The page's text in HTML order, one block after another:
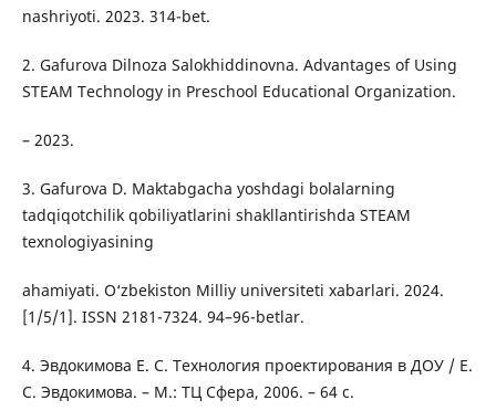
nashriyoti. 2023. 314-bet.
2. Gafurova Dilnoza Salokhiddinovna. Advantages of Using
STEAM Technology in Preschool Educational Organization.
– 2023.
3. Gafurova D. Maktabgacha yoshdagi bolalarning
tadqiqotchilik qobiliyatlarini shakllantirishda STEAM
texnologiyasining
ahamiyati. O‘zbekiston Milliy universiteti xabarlari. 2024.
[1/5/1]. ISSN 2181-7324. 94–96-betlar.
4. Эвдокимова Е. С. Технология проектирования в ДОУ / Е.
С. Эвдокимова. – М.: ТЦ Сфера, 2006. – 64 с.